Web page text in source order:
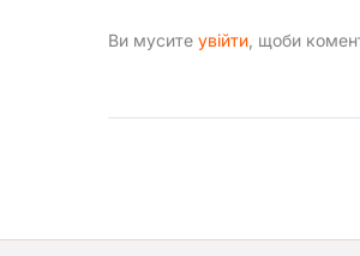
Ви мусите увійти , щоби